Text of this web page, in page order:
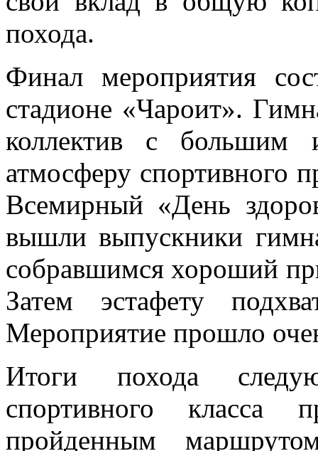
похода.
Финал мероприятия
стадионе «Чароит».
коллектив с большим
атмосферу спортивного
Всемирный «День
вышли выпускники
собравшимся хороший
Затем эстафету
Мероприятие прошло
Итоги похода
спортивного
пройденным